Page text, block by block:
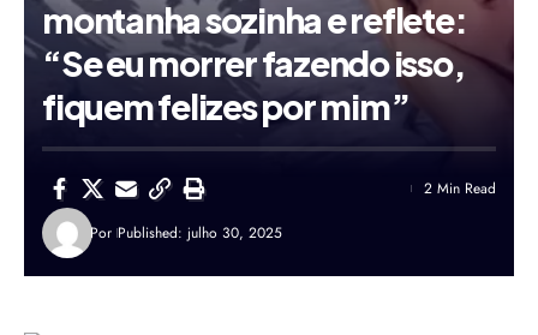
montanha sozinha e reflete:
“Se eu morrer fazendo isso,
fiquem felizes por mim”
Por Published: julho 30, 2025
2 Min Read